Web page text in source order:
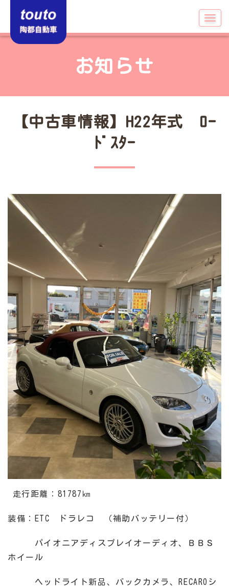
お知らせ
【中古車情報】H22年式 ﾛｰ
ﾄﾞｽﾀｰ
走行距離：81787㎞
装備：ETC ドラレコ （補助バッテリー付）
パイオニアディスプレイオーディオ、ＢＢＳ
ホイール
ヘッドライト新品、バックカメラ、RECAROシ